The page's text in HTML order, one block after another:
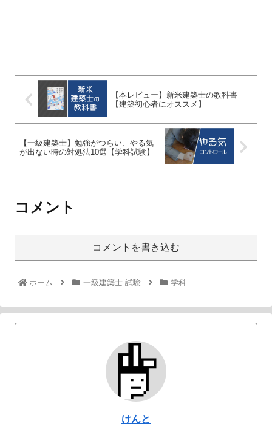
【本レビュー】新米建築士の教科書
【建築初心者にオススメ】
【一級建築士】勉強がつらい、やる気
が出ない時の対処法10選【学科試験】
コメント
コメントを書き込む
ホーム 一級建築士 試験 学科
けんと